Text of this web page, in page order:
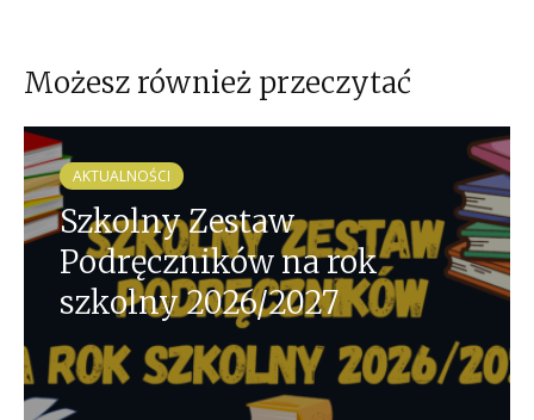
Możesz również przeczytać
AKTUALNOŚCI
Szkolny Zestaw
Podręczników na rok
szkolny 2026/2027